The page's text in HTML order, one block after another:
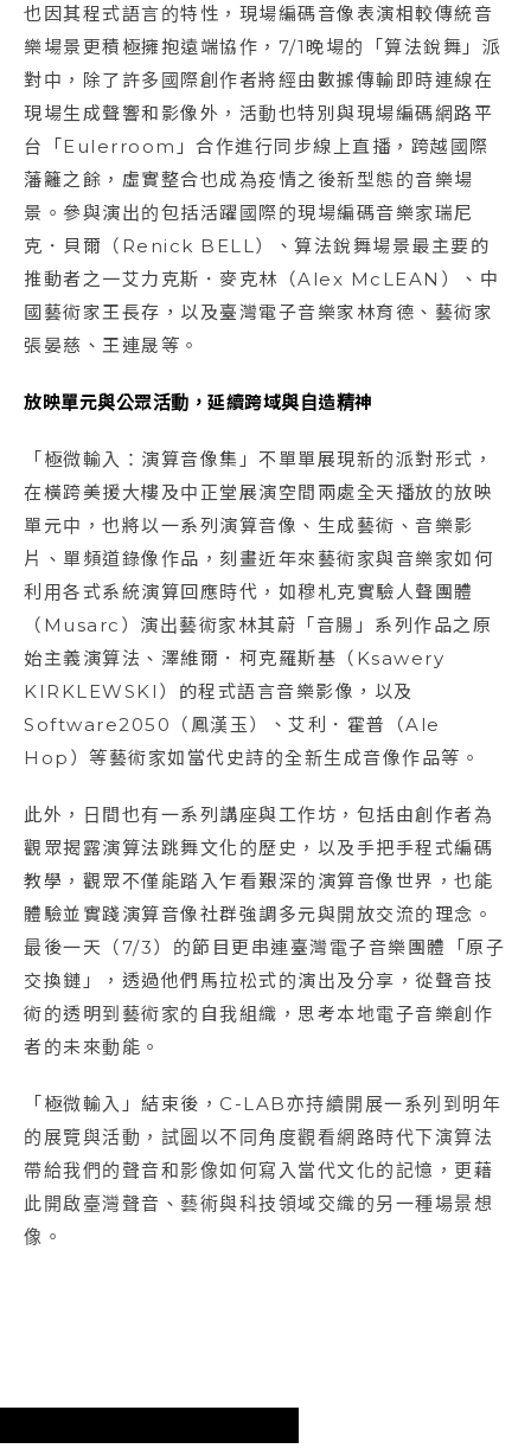
也因其程式語言的特性，現場編碼音像表演相較傳統音
樂場景更積極擁抱遠端協作，7/1晚場的「算法銳舞」派
對中，除了許多國際創作者將經由數據傳輸即時連線在
現場生成聲響和影像外，活動也特別與現場編碼網路平
台「Eulerroom」合作進行同步線上直播，跨越國際
藩籬之餘，虛實整合也成為疫情之後新型態的音樂場
景。參與演出的包括活躍國際的現場編碼音樂家瑞尼
克．貝爾（Renick BELL）、算法銳舞場景最主要的
推動者之一艾力克斯．麥克林（Alex McLEAN）、中
國藝術家王長存，以及臺灣電子音樂家林育德、藝術家
張晏慈、王連晟等。
放映單元與公眾活動，延續跨域與自造精神
「極微輸入：演算音像集」不單單展現新的派對形式，
在橫跨美援大樓及中正堂展演空間兩處全天播放的放映
單元中，也將以一系列演算音像、生成藝術、音樂影
片、單頻道錄像作品，刻畫近年來藝術家與音樂家如何
利用各式系統演算回應時代，如穆札克實驗人聲團體
（Musarc）演出藝術家林其蔚「音腸」系列作品之原
始主義演算法、澤維爾．柯克羅斯基（Ksawery
KIRKLEWSKI）的程式語言音樂影像，以及
Software2050（鳳漢玉）、艾利．霍普（Ale
Hop）等藝術家如當代史詩的全新生成音像作品等。
此外，日間也有一系列講座與工作坊，包括由創作者為
觀眾揭露演算法跳舞文化的歷史，以及手把手程式編碼
教學，觀眾不僅能踏入乍看艱深的演算音像世界，也能
體驗並實踐演算音像社群強調多元與開放交流的理念。
最後一天（7/3）的節目更串連臺灣電子音樂團體「原子
交換鏈」，透過他們馬拉松式的演出及分享，從聲音技
術的透明到藝術家的自我組織，思考本地電子音樂創作
者的未來動能。
「極微輸入」結束後，C-LAB亦持續開展一系列到明年
的展覽與活動，試圖以不同角度觀看網路時代下演算法
帶給我們的聲音和影像如何寫入當代文化的記憶，更藉
此開啟臺灣聲音、藝術與科技領域交織的另一種場景想
像。